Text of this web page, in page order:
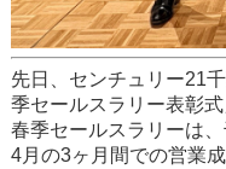
先日、センチュリー21
季セールスラリー表彰
春季セールスラリーは
4月の3ヶ月間での営業